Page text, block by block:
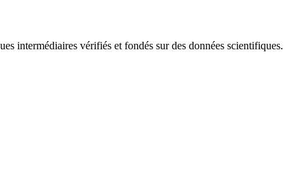
intermédiaires vérifiés et fondés sur des données scientifiques.